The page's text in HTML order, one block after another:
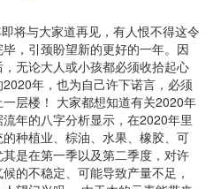
将与大家道再见，有人恨不得这令
，引颈盼望新的更好的一年。因
无论大人或小孩都必须收拾起心
年，也为自己许下诺言，必须
层楼！ 大家都想知道有关2020年
年的八字分析显示，在2020年里
种植业、棕油、水果、橡胶、可
是在第一季以及第二季度，对许
的不稳定、可能导致产量不足，